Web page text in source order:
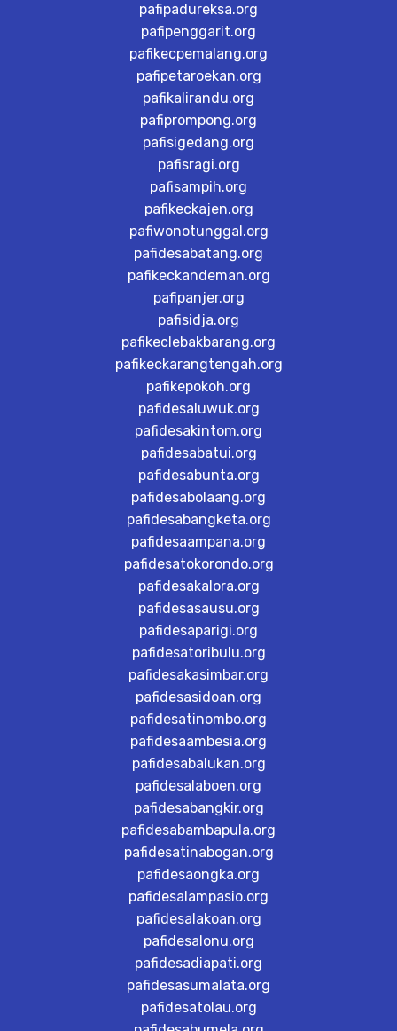
pafipadureksa.org
pafipenggarit.org
pafikecpemalang.org
pafipetaroekan.org
pafikalirandu.org
pafiprompong.org
pafisigedang.org
pafisragi.org
pafisampih.org
pafikeckajen.org
pafiwonotunggal.org
pafidesabatang.org
pafikeckandeman.org
pafipanjer.org
pafisidja.org
pafikeclebakbarang.org
pafikeckarangtengah.org
pafikepokoh.org
pafidesaluwuk.org
pafidesakintom.org
pafidesabatui.org
pafidesabunta.org
pafidesabolaang.org
pafidesabangketa.org
pafidesaampana.org
pafidesatokorondo.org
pafidesakalora.org
pafidesasausu.org
pafidesaparigi.org
pafidesatoribulu.org
pafidesakasimbar.org
pafidesasidoan.org
pafidesatinombo.org
pafidesaambesia.org
pafidesabalukan.org
pafidesalaboen.org
pafidesabangkir.org
pafidesabambapula.org
pafidesatinabogan.org
pafidesaongka.org
pafidesalampasio.org
pafidesalakoan.org
pafidesalonu.org
pafidesadiapati.org
pafidesasumalata.org
pafidesatolau.org